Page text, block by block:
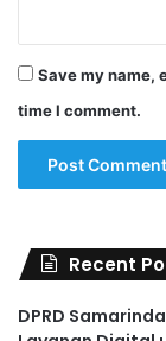
Save my name,
time I comment.
Recent
DPRD